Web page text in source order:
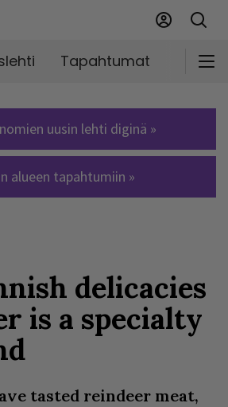
Tapahtumat
uusin lehti diginä »
alueen tapahtumiin »
delicacies
is a specialty
tasted reindeer meat,